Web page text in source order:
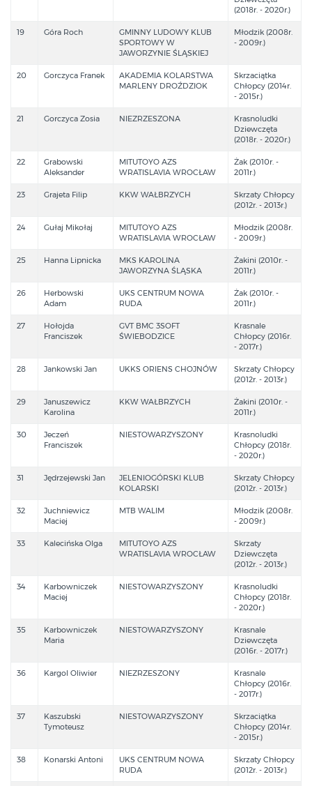
(2018r. - 2020r.)
19 Góra Roch
GMINNY LUDOWY KLUB
SPORTOWY W
JAWORZYNIE ŚLĄSKIEJ
Młodzik (2008r.
- 2009r.)
20 Gorczyca Franek
AKADEMIA KOLARSTWA
MARLENY DROŹDZIOK
Skrzaciątka
Chłopcy (2014r.
- 2015r.)
21 Gorczyca Zosia NIEZRZESZONA
Krasnoludki
Dziewczęta
(2018r. - 2020r.)
22
Grabowski
Aleksander
MITUTOYO AZS
WRATISLAVIA WROCŁAW
Żak (2010r. -
2011r.)
23 Grajeta Filip KKW WAŁBRZYCH
Skrzaty Chłopcy
(2012r. - 2013r.)
24 Gułaj Mikołaj
MITUTOYO AZS
WRATISLAVIA WROCŁAW
Młodzik (2008r.
- 2009r.)
25 Hanna Lipnicka
MKS KAROLINA
JAWORZYNA ŚLĄSKA
Żakini (2010r. -
2011r.)
26
Herbowski
Adam
UKS CENTRUM NOWA
RUDA
Żak (2010r. -
2011r.)
27
Hołojda
Franciszek
GVT BMC 3SOFT
ŚWIEBODZICE
Krasnale
Chłopcy (2016r.
- 2017r.)
28 Jankowski Jan UKKS ORIENS CHOJNÓW
Skrzaty Chłopcy
(2012r. - 2013r.)
29
Januszewicz
Karolina
KKW WAŁBRZYCH
Żakini (2010r. -
2011r.)
30
Jeczeń
Franciszek
NIESTOWARZYSZONY
Krasnoludki
Chłopcy (2018r.
- 2020r.)
31 Jędrzejewski Jan
JELENIOGÓRSKI KLUB
KOLARSKI
Skrzaty Chłopcy
(2012r. - 2013r.)
32
Juchniewicz
Maciej
MTB WALIM
Młodzik (2008r.
- 2009r.)
33 Kalecińska Olga
MITUTOYO AZS
WRATISLAVIA WROCŁAW
Skrzaty
Dziewczęta
(2012r. - 2013r.)
34
Karbowniczek
Maciej
NIESTOWARZYSZONY
Krasnoludki
Chłopcy (2018r.
- 2020r.)
35
Karbowniczek
Maria
NIESTOWARZYSZONY
Krasnale
Dziewczęta
(2016r. - 2017r.)
36 Kargol Oliwier NIEZRZESZONY
Krasnale
Chłopcy (2016r.
- 2017r.)
37
Kaszubski
Tymoteusz
NIESTOWARZYSZONY
Skrzaciątka
Chłopcy (2014r.
- 2015r.)
38 Konarski Antoni
UKS CENTRUM NOWA
RUDA
Skrzaty Chłopcy
(2012r. - 2013r.)